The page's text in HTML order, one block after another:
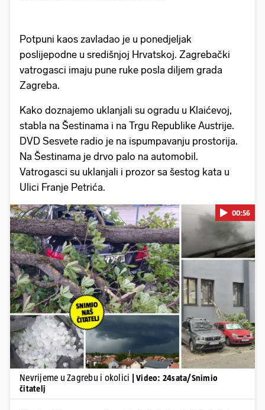
Potpuni kaos zavladao je u ponedjeljak
poslijepodne u središnjoj Hrvatskoj. Zagrebački
vatrogasci imaju pune ruke posla diljem grada
Zagreba.
Kako doznajemo uklanjali su ogradu u Klaićevoj,
stabla na Šestinama i na Trgu Republike Austrije.
DVD Sesvete radio je na ispumpavanju prostorija.
Na Šestinama je drvo palo na automobil.
Vatrogasci su uklanjali i prozor sa šestog kata u
Ulici Franje Petrića.
Pokretanje videa...
00:56
Nevrijeme u Zagrebu i okolici
| Video: 24sata/Snimio
čitatelj